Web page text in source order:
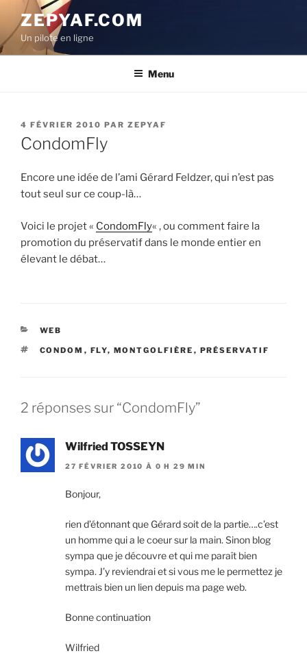
contenu
principal
ZEPYAF.COM
Un pilote en ligne
Menu
PUBLIÉ
LE
4 FÉVRIER 2010 PAR ZEPYAF
CondomFly
Encore une idée de l’ami Gérard Feldzer, qui n’est pas
tout seul sur ce coup-là…
Voici le projet « CondomFly« , ou comment faire la
promotion du préservatif dans le monde entier en
élevant le débat…
CATÉGORIES
WEB
ÉTIQUETTES
CONDOM , FLY, MONTGOLFIÈRE , PRÉSERVATIF
2 réponses sur “CondomFly”
Wilfried TOSSEYN
27 FÉVRIER 2010 À 0 H 29 MIN
Bonjour,
rien d’étonnant que Gérard soit de la partie….c’est
un homme qui a le coeur sur la main. Sinon blog
sympa que je découvre et qui me paraît bien
sympa. J’y reviendrai et si vous me le permettez je
mettrais bien un lien depuis ma page web.
Bonne continuation
Wilfried